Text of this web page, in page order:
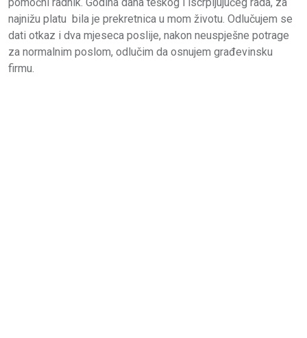
najnižu platu bila je prekretnica u mom životu. Odlučujem se
dati otkaz i dva mjeseca poslije, nakon neuspješne potrage
za normalnim poslom, odlučim da osnujem građevinsku
firmu.